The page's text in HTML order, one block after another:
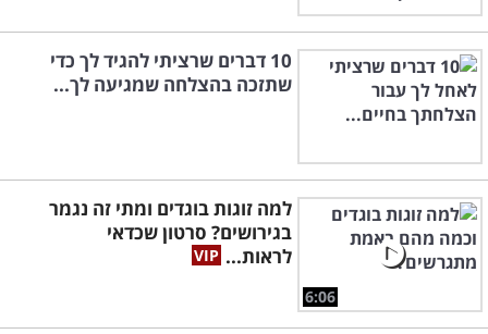
10 דברים שרציתי להגיד לך כדי
שתזכה בהצלחה שמגיעה לך...
6:06
למה זוגות בוגדים ומתי זה נגמר
בגירושים? סרטון שכדאי
לראות...